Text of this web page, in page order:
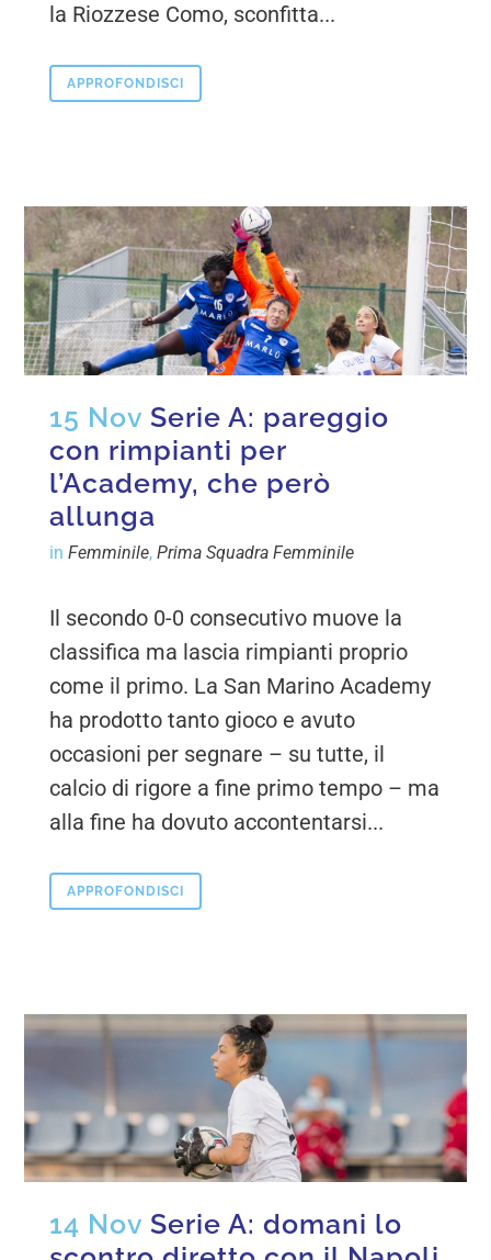
la Riozzese Como, sconfitta...
APPROFONDISCI
15 Nov Serie A: pareggio
con rimpianti per
l’Academy, che però
allunga
inFemminile,Prima Squadra Femminile
Il secondo 0-0 consecutivo muove la
classifica ma lascia rimpianti proprio
come il primo. La San Marino Academy
ha prodotto tanto gioco e avuto
occasioni per segnare – su tutte, il
calcio di rigore a fine primo tempo – ma
alla fine ha dovuto accontentarsi...
APPROFONDISCI
14 Nov Serie A: domani lo